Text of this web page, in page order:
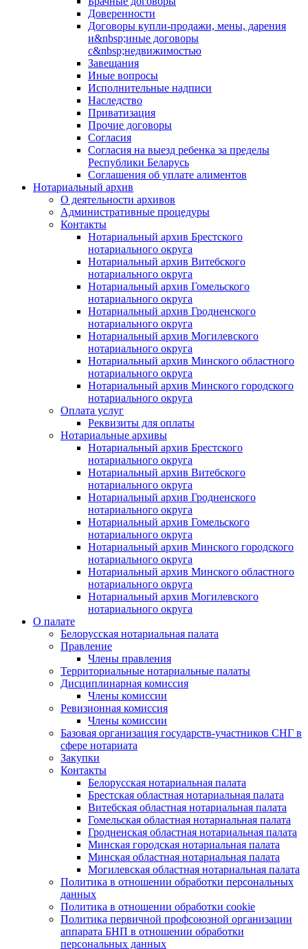
Доверенности
Договоры купли-продажи, мены, дарения
и&nbsp;иные договоры
с&nbsp;недвижимостью
Завещания
Иные вопросы
Исполнительные надписи
Наследство
Приватизация
Прочие договоры
Согласия
Согласия на выезд ребенка за пределы
Республики Беларусь
Соглашения об уплате алиментов
Нотариальный архив
О деятельности архивов
Административные процедуры
Контакты
Нотариальный архив Брестского
нотариального округа
Нотариальный архив Витебского
нотариального округа
Нотариальный архив Гомельского
нотариального округа
Нотариальный архив Гродненского
нотариального округа
Нотариальный архив Могилевского
нотариального округа
Нотариальный архив Минского областного
нотариального округа
Нотариальный архив Минского городского
нотариального округа
Оплата услуг
Реквизиты для оплаты
Нотариальные архивы
Нотариальный архив Брестского
нотариального округа
Нотариальный архив Витебского
нотариального округа
Нотариальный архив Гродненского
нотариального округа
Нотариальный архив Гомельского
нотариального округа
Нотариальный архив Минского городского
нотариального округа
Нотариальный архив Минского областного
нотариального округа
Нотариальный архив Могилевского
нотариального округа
О палате
Белорусская нотариальная палата
Правление
Члены правления
Территориальные нотариальные палаты
Дисциплинарная комиссия
Члены комиссии
Ревизионная комиссия
Члены комиссии
Базовая организация государств-участников СНГ в
сфере нотариата
Закупки
Контакты
Белорусская нотариальная палата
Брестская областная нотариальная палата
Витебская областная нотариальная палата
Гомельская областная нотариальная палата
Гродненская областная нотариальная палата
Минская городская нотариальная палата
Минская областная нотариальная палата
Могилевская областная нотариальная палата
Политика в отношении обработки персональных
данных
Политика в отношении обработки cookie
Политика первичной профсоюзной организации
аппарата БНП в отношении обработки
персональных данных